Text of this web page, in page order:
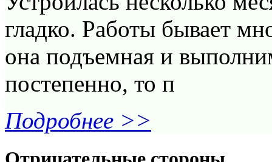
гладко. Работы бывает
она подъемная и
постепенно, то п
Подробнее >>